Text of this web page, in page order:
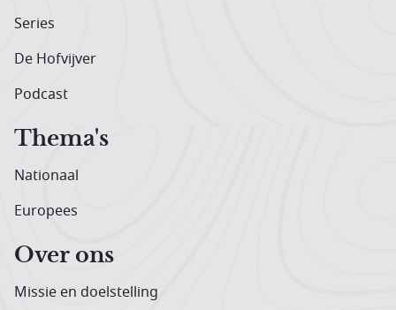
Series
De Hofvijver
Podcast
Thema's
Nationaal
Europees
Over ons
Missie en doelstelling